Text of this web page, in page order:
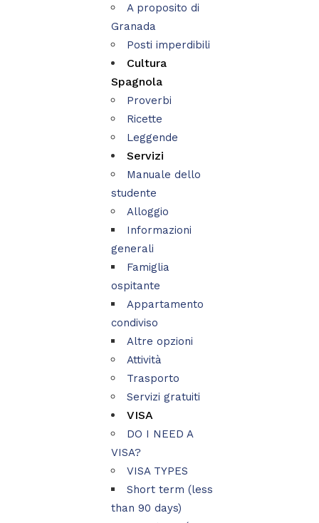
A proposito di
Granada
Posti imperdibili
Cultura
Spagnola
Proverbi
Ricette
Leggende
Servizi
Manuale dello
studente
Alloggio
Informazioni
generali
Famiglia
ospitante
Appartamento
condiviso
Altre opzioni
Attività
Trasporto
Servizi gratuiti
VISA
DO I NEED A
VISA?
VISA TYPES
Short term (less
than 90 days)